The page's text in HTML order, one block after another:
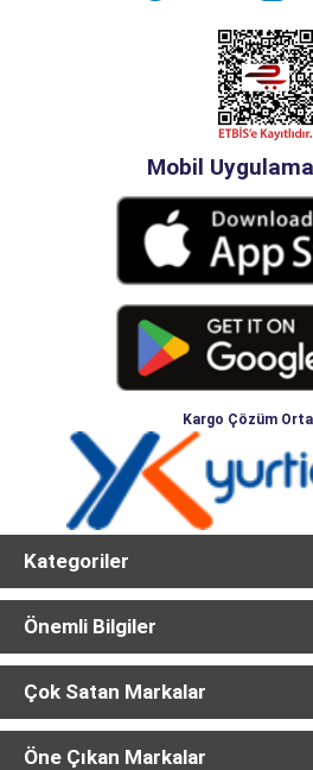
Mobil
Kargo Çözüm
Kategoriler
Önemli Bilgiler
Çok Satan Markalar
Öne Çıkan Markalar